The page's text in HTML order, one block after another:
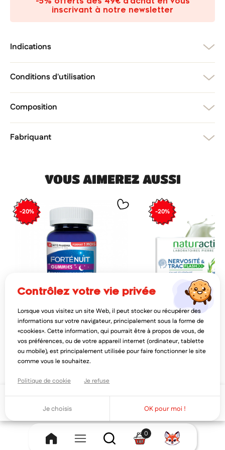
inscrivant à notre newsletter
Indications
Conditions d'utilisation
Composition
Fabriquant
VOUS AIMEREZ AUSSI
-20%
FORTÉ PHARMA
forté pharma forté nuit 30 gummies
18,07€
14,46€
AJOUTER AU PANIER
-20%
NATURACTIVE
naturactive nervosité &
comprimés
5,47€
Créer une nouvelle liste
0
contrôlez votre vie privée
Lorsque vous visitez un site Web, il peut stocker ou récupérer des
informations sur votre navigateur, principalement sous la forme de
«cookies». Cette information, qui pourrait être à propos de vous, de
vos préférences, ou de votre appareil internet (ordinateur, tablette
ou mobile), est principalement utilisée pour faire fonctionner le site
comme vous le souhaitez.
Politique de cookie Je refuse
Je choisis OK pour moi !